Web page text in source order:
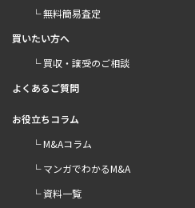
└ 無料簡易査定
買いたい方へ
└ 買収・譲受のご相談
よくあるご質問
お役立ちコラム
└ M&Aコラム
└ マンガでわかるM&A
└ 資料一覧